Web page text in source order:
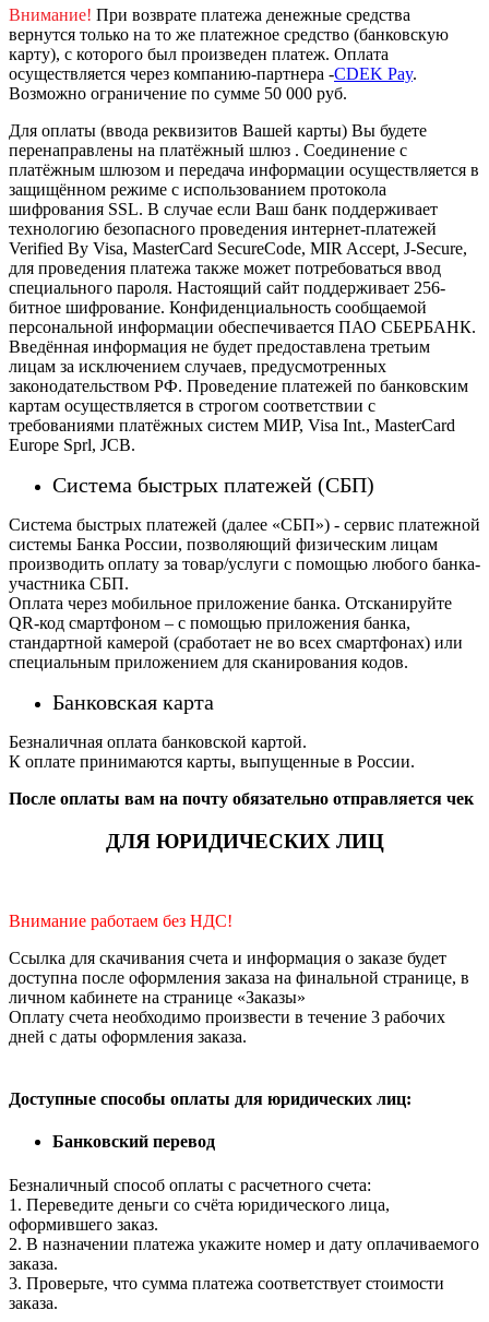
Внимание! При возврате платежа денежные средства
вернутся только на то же платежное средство (банковскую
карту), с которого был произведен платеж. Оплата
осуществляется через компанию-партнера -CDEK Pay.
Возможно ограничение по сумме 50 000 руб.
Для оплаты (ввода реквизитов Вашей карты) Вы будете
перенаправлены на платёжный шлюз . Соединение с
платёжным шлюзом и передача информации осуществляется в
защищённом режиме с использованием протокола
шифрования SSL. В случае если Ваш банк поддерживает
технологию безопасного проведения интернет-платежей
Verified By Visa, MasterCard SecureCode, MIR Accept, J-Secure,
для проведения платежа также может потребоваться ввод
специального пароля. Настоящий сайт поддерживает 256-
битное шифрование. Конфиденциальность сообщаемой
персональной информации обеспечивается ПАО СБЕРБАНК.
Введённая информация не будет предоставлена третьим
лицам за исключением случаев, предусмотренных
законодательством РФ. Проведение платежей по банковским
картам осуществляется в строгом соответствии с
требованиями платёжных систем МИР, Visa Int., MasterCard
Europe Sprl, JCB.
Система быстрых платежей (СБП)
Система быстрых платежей (далее «СБП») - сервис платежной
системы Банка России, позволяющий физическим лицам
производить оплату за товар/услуги с помощью любого банка-
участника СБП.
Оплата через мобильное приложение банка. Отсканируйте
QR-код смартфоном – с помощью приложения банка,
стандартной камерой (сработает не во всех смартфонах) или
специальным приложением для сканирования кодов.
Банковская карта
Безналичная оплата банковской картой.
К оплате принимаются карты, выпущенные в России.
После оплаты вам на почту обязательно отправляется чек
ДЛЯ ЮРИДИЧЕСКИХ ЛИЦ
Внимание работаем без НДС!
Ссылка для скачивания счета и информация о заказе будет
доступна после оформления заказа на финальной странице, в
личном кабинете на странице «Заказы»
Оплату счета необходимо произвести в течение 3 рабочих
дней с даты оформления заказа.
Доступные способы оплаты для юридических лиц:
Банковский перевод
Безналичный способ оплаты с расчетного счета:
1. Переведите деньги со счёта юридического лица,
оформившего заказ.
2. В назначении платежа укажите номер и дату оплачиваемого
заказа.
3. Проверьте, что сумма платежа соответствует стоимости
заказа.